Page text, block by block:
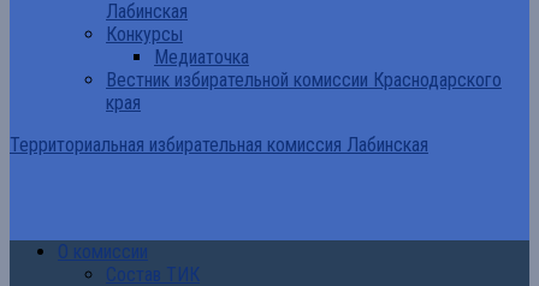
Лабинская
Конкурсы
Медиаточка
Вестник избирательной комиссии Краснодарского
края
Территориальная избирательная комиссия Лабинская
О комиссии
Состав ТИК